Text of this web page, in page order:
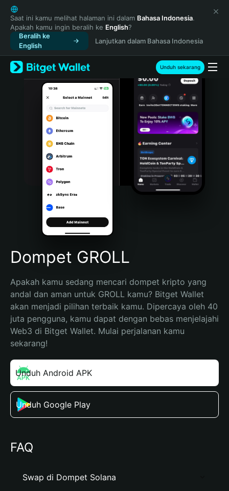
English
日本語
Tiếng Việt
Русский
Español (Latinoamérica)
Türkçe
Italiano
Português (Portugal)
Bahasa Indonesia
Português (Brasil)
Español (Argentina)
Saat ini kamu melihat halaman ini dalam Bahasa Indonesia.
Apakah kamu ingin beralih ke English?
Beralih ke
English
Lanjutkan dalam Bahasa Indonesia
Unduh sekarang
Dompet GROLL
Apakah kamu sedang mencari dompet kripto yang
andal dan aman untuk GROLL kamu? Bitget Wallet
akan menjadi pilihan terbaik kamu. Dipercaya oleh 40
juta pengguna, kamu dapat dengan bebas menjelajahi
Web3 di Bitget Wallet. Mulai perjalanan kamu
sekarang!
Unduh Android APK
Unduh Google Play
FAQ
Swap di Dompet Solana